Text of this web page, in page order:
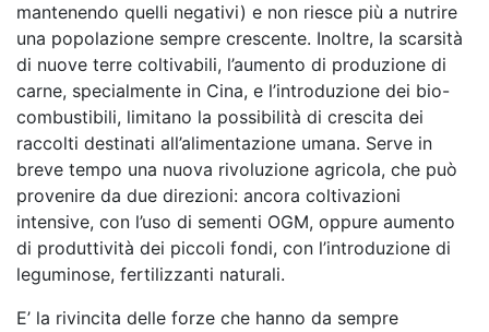
mantenendo quelli negativi) e non riesce più a nutrire
una popolazione sempre crescente. Inoltre, la scarsità
di nuove terre coltivabili, l’aumento di produzione di
carne, specialmente in Cina, e l’introduzione dei bio-
combustibili, limitano la possibilità di crescita dei
raccolti destinati all’alimentazione umana. Serve in
breve tempo una nuova rivoluzione agricola, che può
provenire da due direzioni: ancora coltivazioni
intensive, con l’uso di sementi OGM, oppure aumento
di produttività dei piccoli fondi, con l’introduzione di
leguminose, fertilizzanti naturali.
E’ la rivincita delle forze che hanno da sempre